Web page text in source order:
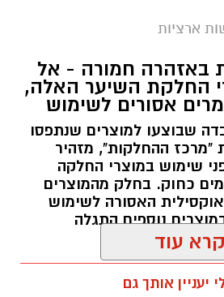
המועמד להוביל את תחום
חינוכיות, ליצור אירועי תוכן
ולעבוד מול קהלים מגוונים, תוך
החינוך והקהילה.
על ידי המועצה להשכלה
ועמידה מול קהל.
והובלת צוות.
פרויקטים מיוחדים
ארציות
באזהרה חמורה - אל
החלקת השיער האלה,
אסורים לשימוש
שבוצעו למוצרים שנתפסו
"מרכז ההחלקות", מזהיר
שימוש במוצרי החלקה
כחוק. בחלק מהמוצרים
האסורה לשימוש
נוספים התגלה
המוגדר כמסרטן
קרא עוד
יעניין אותך גם